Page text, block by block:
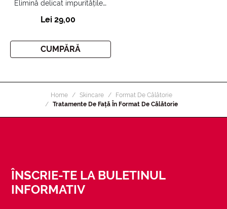
Elimină delicat impuritățile, redă luminozitatea pielii
Lei 29,00
CUMPĂRĂ
Home Skincare
Format De Călătorie
Tratamente De Față În Format De Călătorie
ÎNSCRIE-TE LA BULETINUL
INFORMATIV